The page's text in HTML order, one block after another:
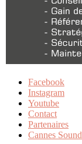
Facebook
Instagram
Youtube
Contact
Partenaires
Cannes